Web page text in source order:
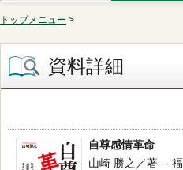
トップメニュー >
資料詳細
自尊感情革命
山崎 勝之／著 --